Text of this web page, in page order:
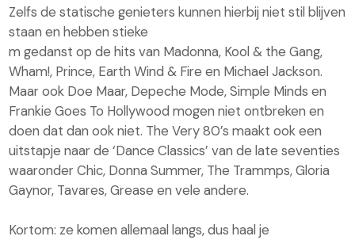
Zelfs de statische genieters kunnen hierbij niet stil blijven
staan en hebben stieke
m gedanst op de hits van Madonna, Kool & the Gang,
Wham!, Prince, Earth Wind & Fire en Michael Jackson.
Maar ook Doe Maar, Depeche Mode, Simple Minds en
Frankie Goes To Hollywood mogen niet ontbreken en
doen dat dan ook niet. The Very 80’s maakt ook een
uitstapje naar de ‘Dance Classics’ van de late seventies
waaronder Chic, Donna Summer, The Trammps, Gloria
Gaynor, Tavares, Grease en vele andere.
Kortom: ze komen allemaal langs, dus haal je